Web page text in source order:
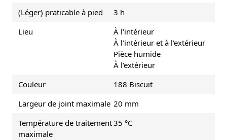
(Léger) praticable à pied
3 h
Lieu
À l'intérieur
À l'intérieur et à l'extérieur
Pièce humide
À l'extérieur
Couleur
188 Biscuit
Largeur de joint maximale 20 mm
Température de traitement
maximale
35 °C